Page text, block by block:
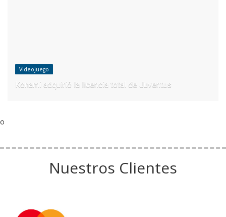
Videojuego
Konami adquirió la licencia total de Juventus
o
Nuestros Clientes